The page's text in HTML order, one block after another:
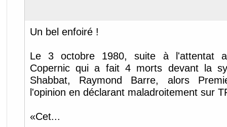
Un bel enfoiré !
Le 3 octobre 1980, suite à l'attentat
Copernic qui a fait 4 morts devant la
Shabbat, Raymond Barre, alors
l'opinion en déclarant maladroitement sur
«Cet...